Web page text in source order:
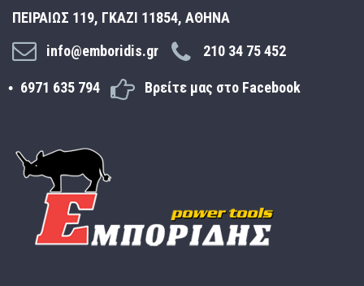
ΠΕΙΡΑΙΩΣ 119, ΓΚΑΖΙ 11854, ΑΘΗΝΑ
info@emboridis.gr
210 34 75 452
6971 635 794 Βρείτε μας στο Facebook